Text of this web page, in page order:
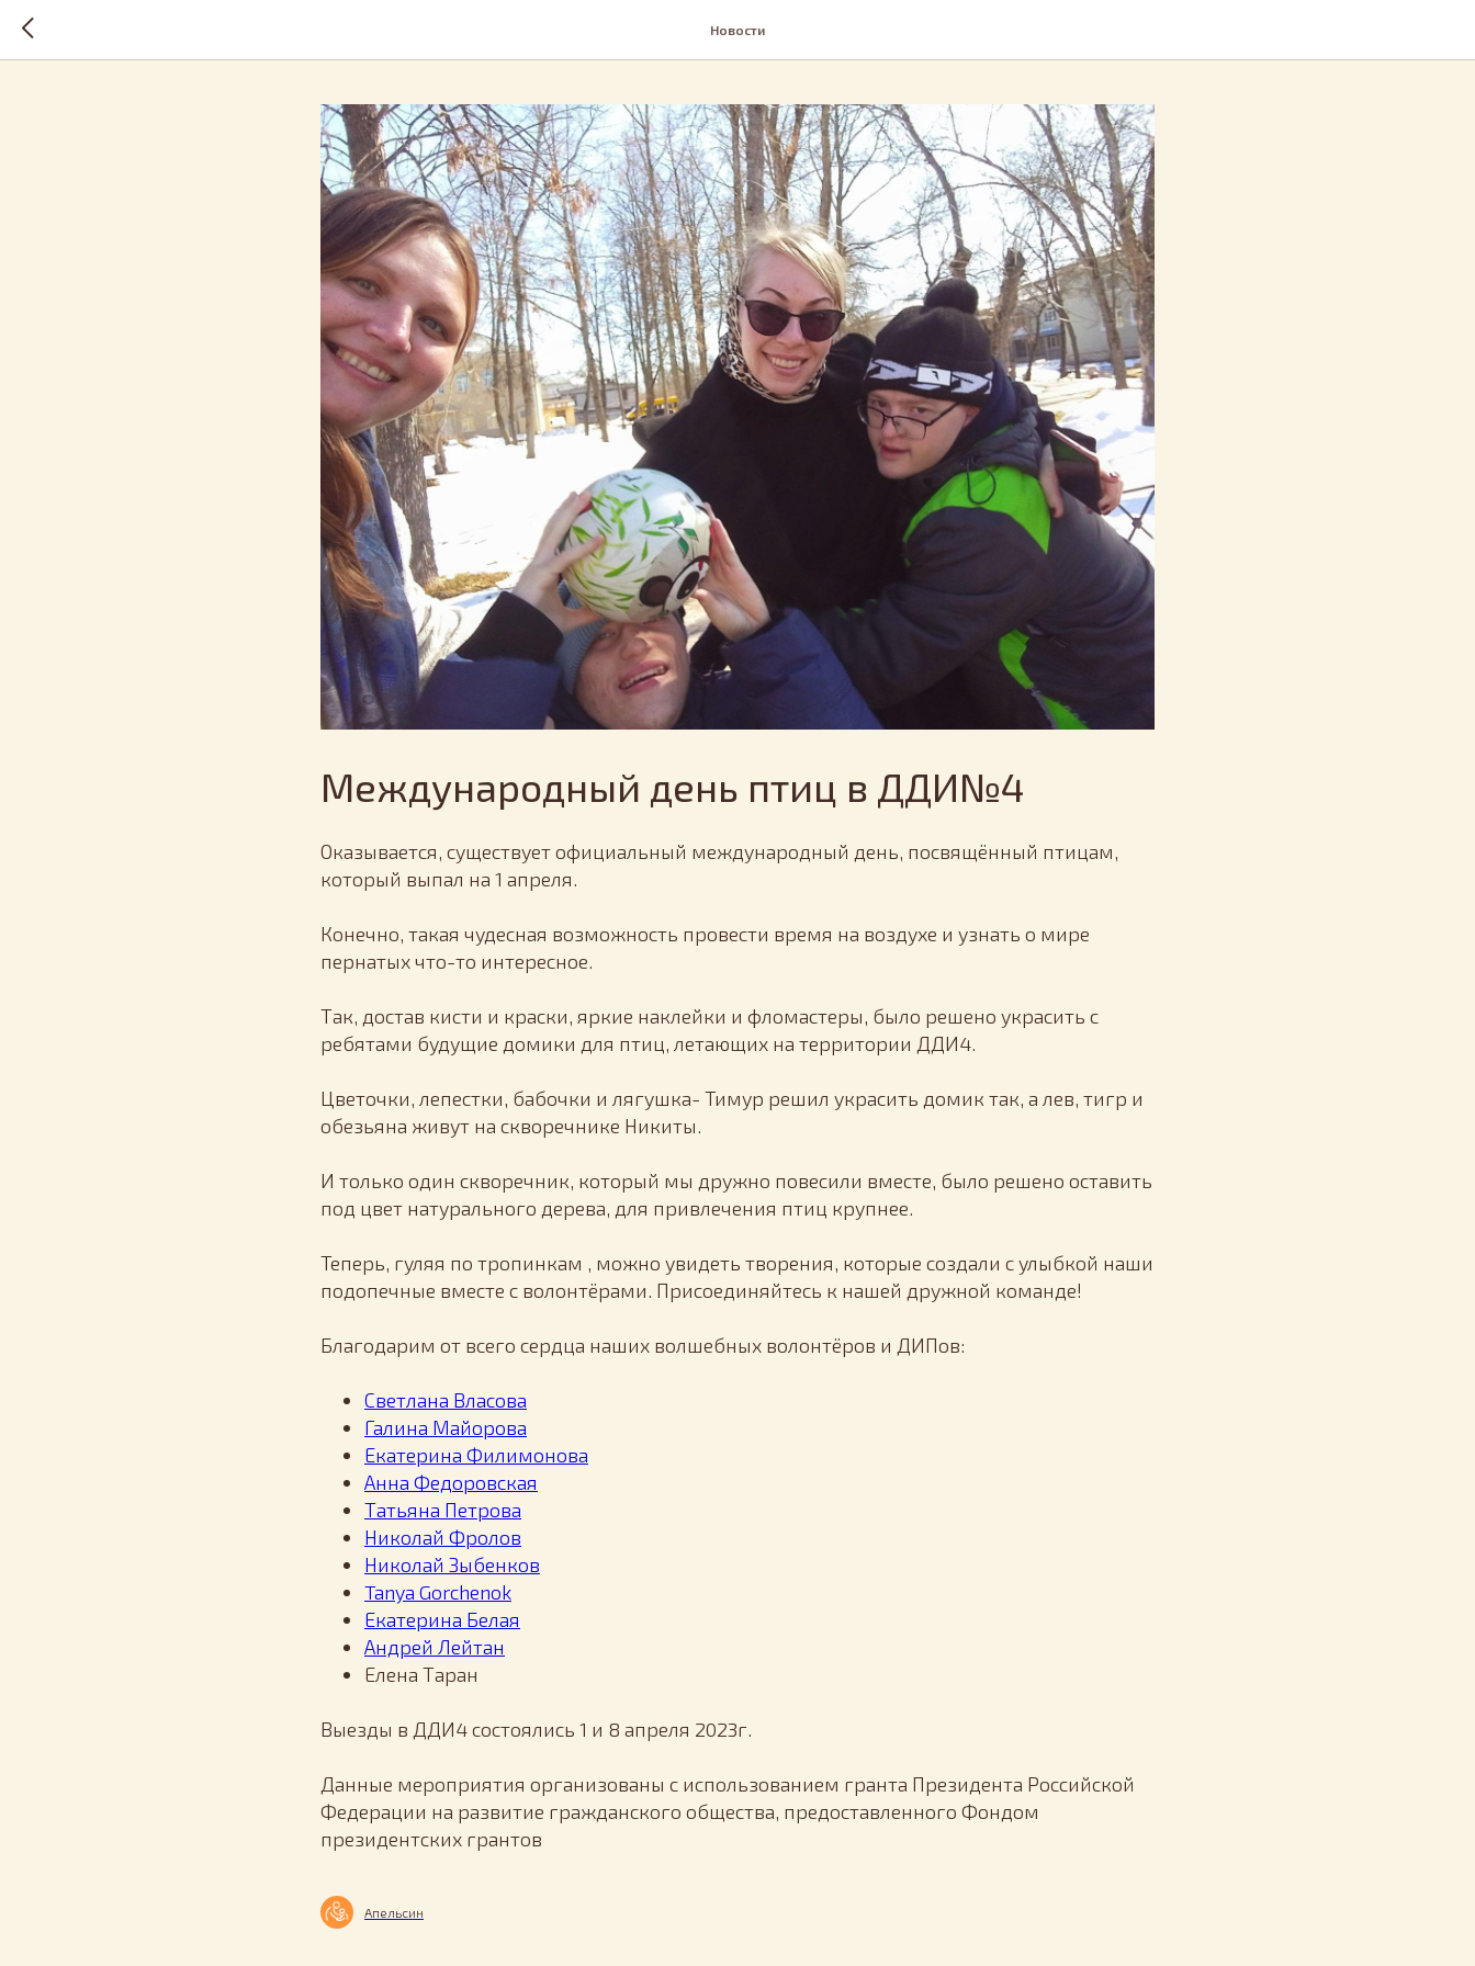
Новости
Международный день птиц в ДДИ№4
Оказывается, существует официальный международный день, посвящённый птицам,
который выпал на 1 апреля.
Конечно, такая чудесная возможность провести время на воздухе и узнать о мире
пернатых что-то интересное.
Так, достав кисти и краски, яркие наклейки и фломастеры, было решено украсить с
ребятами будущие домики для птиц, летающих на территории ДДИ4.
Цветочки, лепестки, бабочки и лягушка- Тимур решил украсить домик так, а лев, тигр и
обезьяна живут на скворечнике Никиты.
И только один скворечник, который мы дружно повесили вместе, было решено оставить
под цвет натурального дерева, для привлечения птиц крупнее.
Теперь, гуляя по тропинкам , можно увидеть творения, которые создали с улыбкой наши
подопечные вместе с волонтёрами. Присоединяйтесь к нашей дружной команде!
Благодарим от всего сердца наших волшебных волонтёров и ДИПов:
Светлана Власова
Галина Майорова
Екатерина Филимонова
Анна Федоровская
Татьяна Петрова
Николай Фролов
Николай Зыбенков
Tanya Gorchenok
Екатерина Белая
Андрей Лейтан
Елена Таран
Выезды в ДДИ4 состоялись 1 и 8 апреля 2023г.
Данные мероприятия организованы с использованием гранта Президента Российской
Федерации на развитие гражданского общества, предоставленного Фондом
президентских грантов
Апельсин